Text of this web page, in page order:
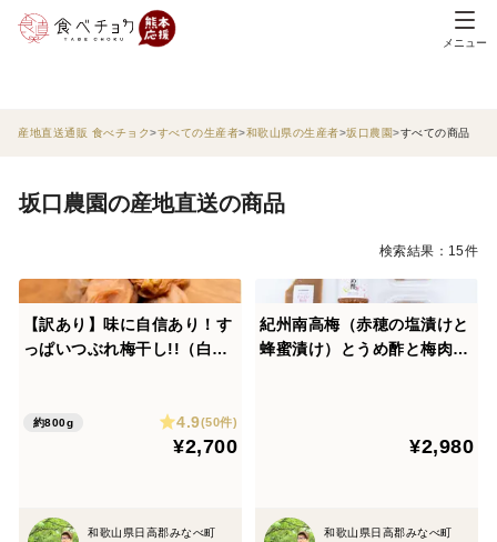
メニュー
産地直送通販 食べチョク すべての生産者 和歌山県の生産者 坂口農園 すべての商品
坂口農園の産地直送の商品
検索結果：15件
【訳あり】味に自信あり！す
っぱいつぶれ梅干し!!（白干
約800g 4.9(50件)
¥2,700
和歌山県日高郡みなべ町
紀州南高梅（赤穂の塩漬けと
蜂蜜漬け）とうめ酢と梅肉の
¥2,980
和歌山県日高郡みなべ町